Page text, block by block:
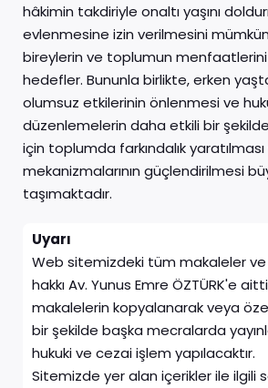
hâkimin takdiriyle onaltı yaşını
evlenmesine izin verilmesini mümkün
bireylerin ve toplumun menfaatlerini
hedefler. Bununla birlikte, erken
olumsuz etkilerinin önlenmesi ve
düzenlemelerin daha etkili bir
için toplumda farkındalık
mekanizmalarının güçlendirilmesi
taşımaktadır.
Uyarı
Web sitemizdeki tüm makaleler
hakkı Av. Yunus Emre ÖZTÜRK'e
makalelerin kopyalanarak veya
bir şekilde başka mecralarda
hukuki ve cezai işlem yapılacaktır.
Sitemizde yer alan içerikler ile ilgili